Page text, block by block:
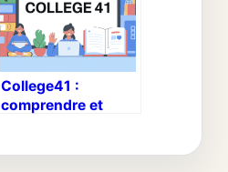
College41 :
comprendre et